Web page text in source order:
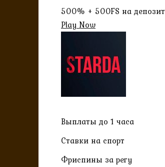
500% + 500FS на депозит
Play Now
Выплаты до 1 часа
Ставки на спорт
Фриспины за регу